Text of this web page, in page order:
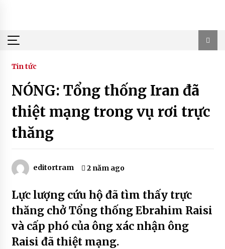
Tin tức
NÓNG: Tổng thống Iran đã
thiệt mạng trong vụ rơi trực
thăng
editortram 2 năm ago
Lực lượng cứu hộ đã tìm thấy trực
thăng chở Tổng thống Ebrahim Raisi
và cấp phó của ông xác nhận ông
Raisi đã thiệt mạng.